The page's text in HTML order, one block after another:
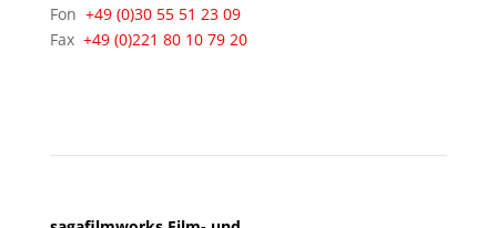
Fon +49 (0)30 55 51 23 09
Fax +49 (0)221 80 10 79 20